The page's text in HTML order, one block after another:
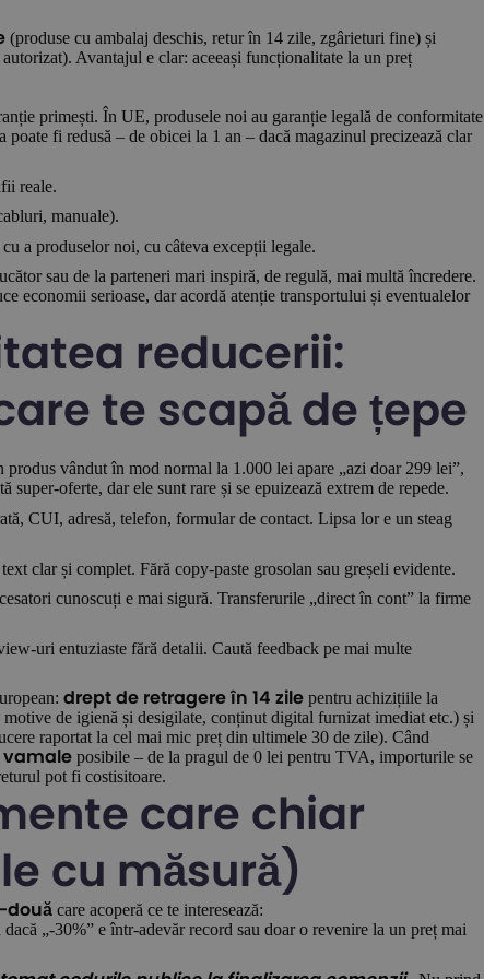
(produse cu ambalaj deschis, retur în 14 zile, zgârieturi fine) și
Avantajul e clar: aceeași funcționalitate la un preț
primești. În UE, produsele noi au garanție legală de conformitate
fi redusă – de obicei la 1 an – dacă magazinul precizează clar
reale.
manuale).
a produselor noi, cu câteva excepții legale.
sau de la parteneri mari inspiră, de regulă, mai multă încredere.
economii serioase, dar acordă atenție transportului și eventualelor
reducerii:
te scapă de țepe
produs vândut în mod normal la 1.000 lei apare „azi doar 299 lei”,
super-oferte, dar ele sunt rare și se epuizează extrem de repede.
CUI, adresă, telefon, formular de contact. Lipsa lor e un steag
text clar și complet. Fără copy-paste grosolan sau greșeli evidente.
cunoscuți e mai sigură. Transferurile „direct în cont” la firme
uri entuziaste fără detalii. Caută feedback pe mai multe
drept de retragere în 14 zile pentru achizițiile la
de igienă și desigilate, conținut digital furnizat imediat etc.) și
raportat la cel mai mic preț din ultimele 30 de zile). Când
vamale posibile – de la pragul de 0 lei pentru TVA, importurile se
pot fi costisitoare.
care chiar
cu măsură)
care acoperă ce te interesează:
dacă „-30%” e într-adevăr record sau doar o revenire la un preț mai